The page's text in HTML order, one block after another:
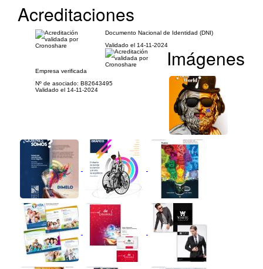
Acreditaciones
Documento Nacional de Identidad (DNI)
Validado el 14-11-2024
Empresa verificada
Nº de asociado: B82643495
Validado el 14-11-2024
Imágenes